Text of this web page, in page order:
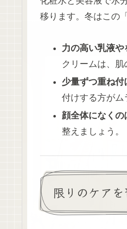
移ります。冬はこの
力の高い乳液や
クリームは、肌
少量ずつ重ね付
付けする方がム
顔全体になくの
整えましょう。
限りのケア